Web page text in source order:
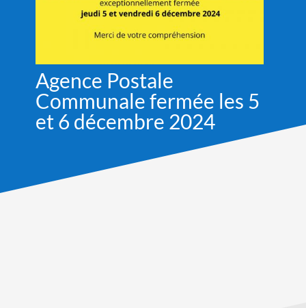
Agence Postale
Communale fermée les 5
et 6 décembre 2024